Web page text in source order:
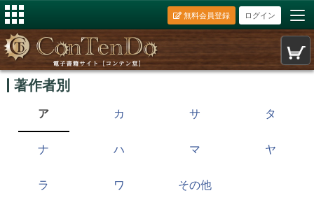
ログイン
無料会員登録
著作者別
ア カ サ タ
ナ ハ マ ヤ
ラ ワ その他